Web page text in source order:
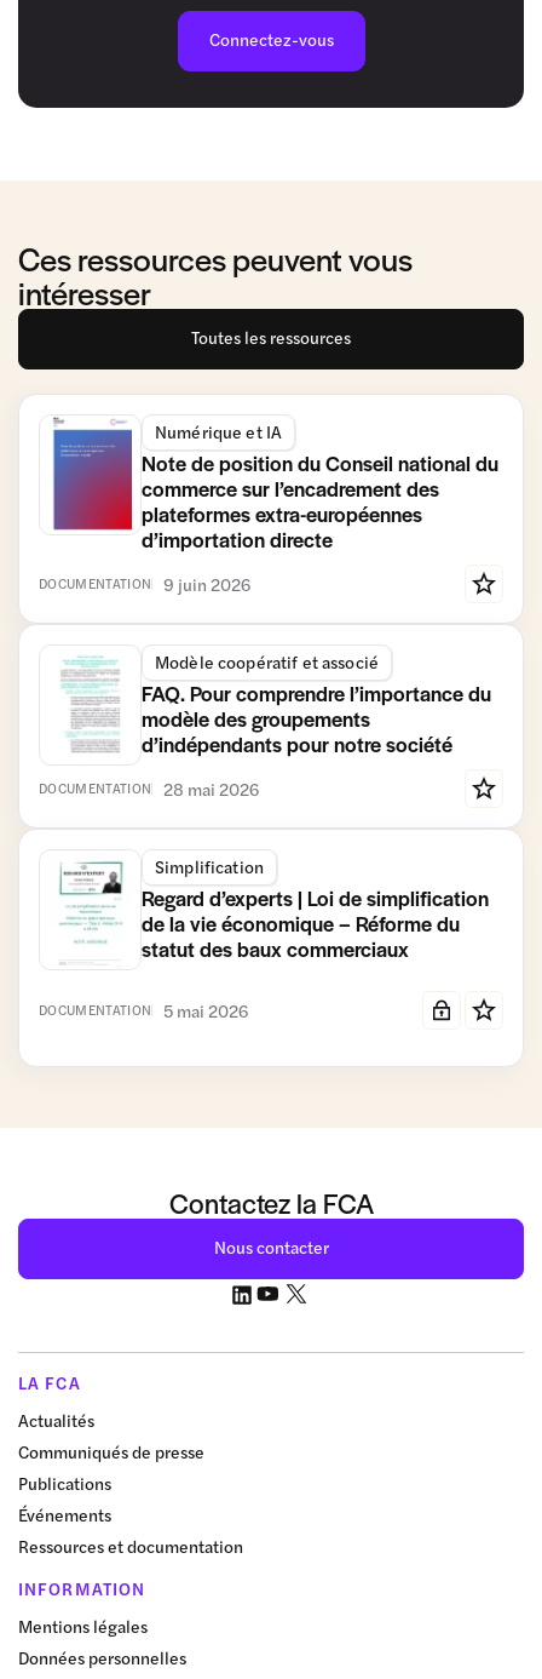
Connectez-vous
Ces ressources peuvent vous
intéresser
Toutes les ressources
Numérique et IA
Note de position du Conseil national du
commerce sur l’encadrement des
plateformes extra-européennes
d’importation directe
DOCUMENTATION 9 juin 2026
Modèle coopératif et associé
FAQ. Pour comprendre l’importance du
modèle des groupements
d’indépendants pour notre société
DOCUMENTATION 28 mai 2026
Simplification
Regard d’experts | Loi de simplification
de la vie économique – Réforme du
statut des baux commerciaux
DOCUMENTATION 5 mai 2026
Contactez la FCA
Nous contacter
LA FCA
Actualités
Communiqués de presse
Publications
Événements
Ressources et documentation
INFORMATION
Mentions légales
Données personnelles